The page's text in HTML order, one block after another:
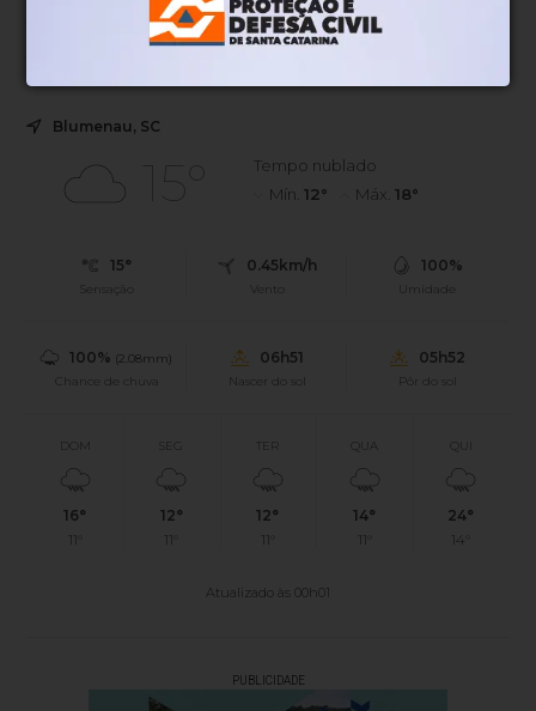
Sistema deve avançar entre quinta e sexta-feira, com risco
de chuva intensa, rajadas de vento e granizo em diversas
Blumenau, SC
15°
Tempo nublado
Mín. 12° Máx. 18°
15°
Sensação
0.45km/h
Vento
100%
Umidade
100% (2.08mm)
Chance de chuva
06h51
Nascer do sol
05h52
Pôr do sol
DOM
16°
11°
SEG
12°
11°
TER
12°
11°
QUA
14°
11°
24°
14°
Atualizado às 00h01
PUBLICIDADE